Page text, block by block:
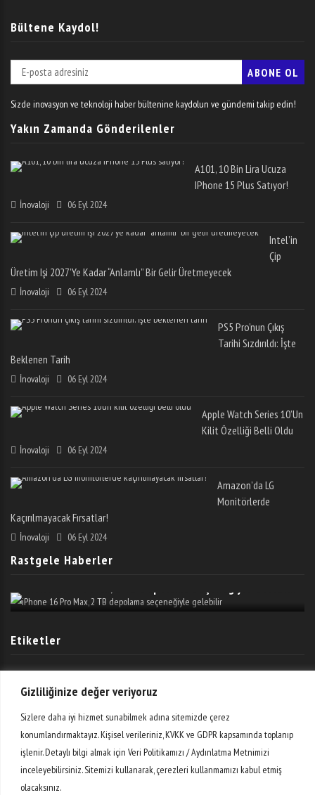
Gizliliğinize değer veriyoruz
Sizlere daha iyi hizmet sunabilmek adına sitemizde çerez
konumlandırmaktayız. Kişisel verileriniz, KVKK ve GDPR kapsamında toplanıp
işlenir. Detaylı bilgi almak için Veri Politikamızı / Aydınlatma Metnimizi
inceleyebilirsiniz. Sitemizi kullanarak, çerezleri kullanmamızı kabul etmiş
olacaksınız.
Bültene Kaydol!
Sizde inovasyon ve teknoloji haber bültenine kaydolun ve gündemi takip edin!
Yakın Zamanda Gönderilenler
A101, 10 Bin Lira Ucuza
IPhone 15 Plus Satıyor!
İnovaloji 06 Eyl 2024
Intel’in
Çip
Üretim Işi 2027’ye Kadar “anlamlı” Bir Gelir Üretmeyecek
İnovaloji 06 Eyl 2024
PS5 Pro’nun Çıkış
Tarihi Sızdırıldı: İşte
Beklenen Tarih
İnovaloji 06 Eyl 2024
Apple Watch Series 10’un
Kilit Özelliği Belli Oldu
İnovaloji 06 Eyl 2024
Amazon’da LG
Monitörlerde
Kaçırılmayacak Fırsatlar!
İnovaloji 06 Eyl 2024
Rastgele Haberler
Etiketler
AR-GE Bilim Dijital Donanım
Giyilebilir Teknoloji Haber Mobil Otomobil
Sosyal Medya Teknoloji Teknopark Video Yazılım
Yenilikler Ödeme Sistemleri İnovasyon İnternet